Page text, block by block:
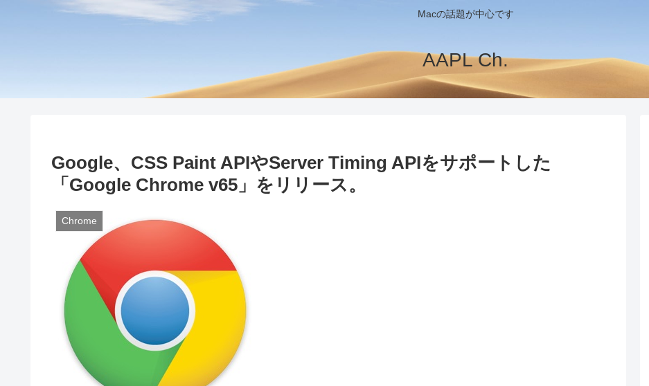
Macの話題が中心です
AAPL Ch.
Google、CSS Paint APIやServer Timing APIをサポートした
「Google Chrome v65」をリリース。
Chrome